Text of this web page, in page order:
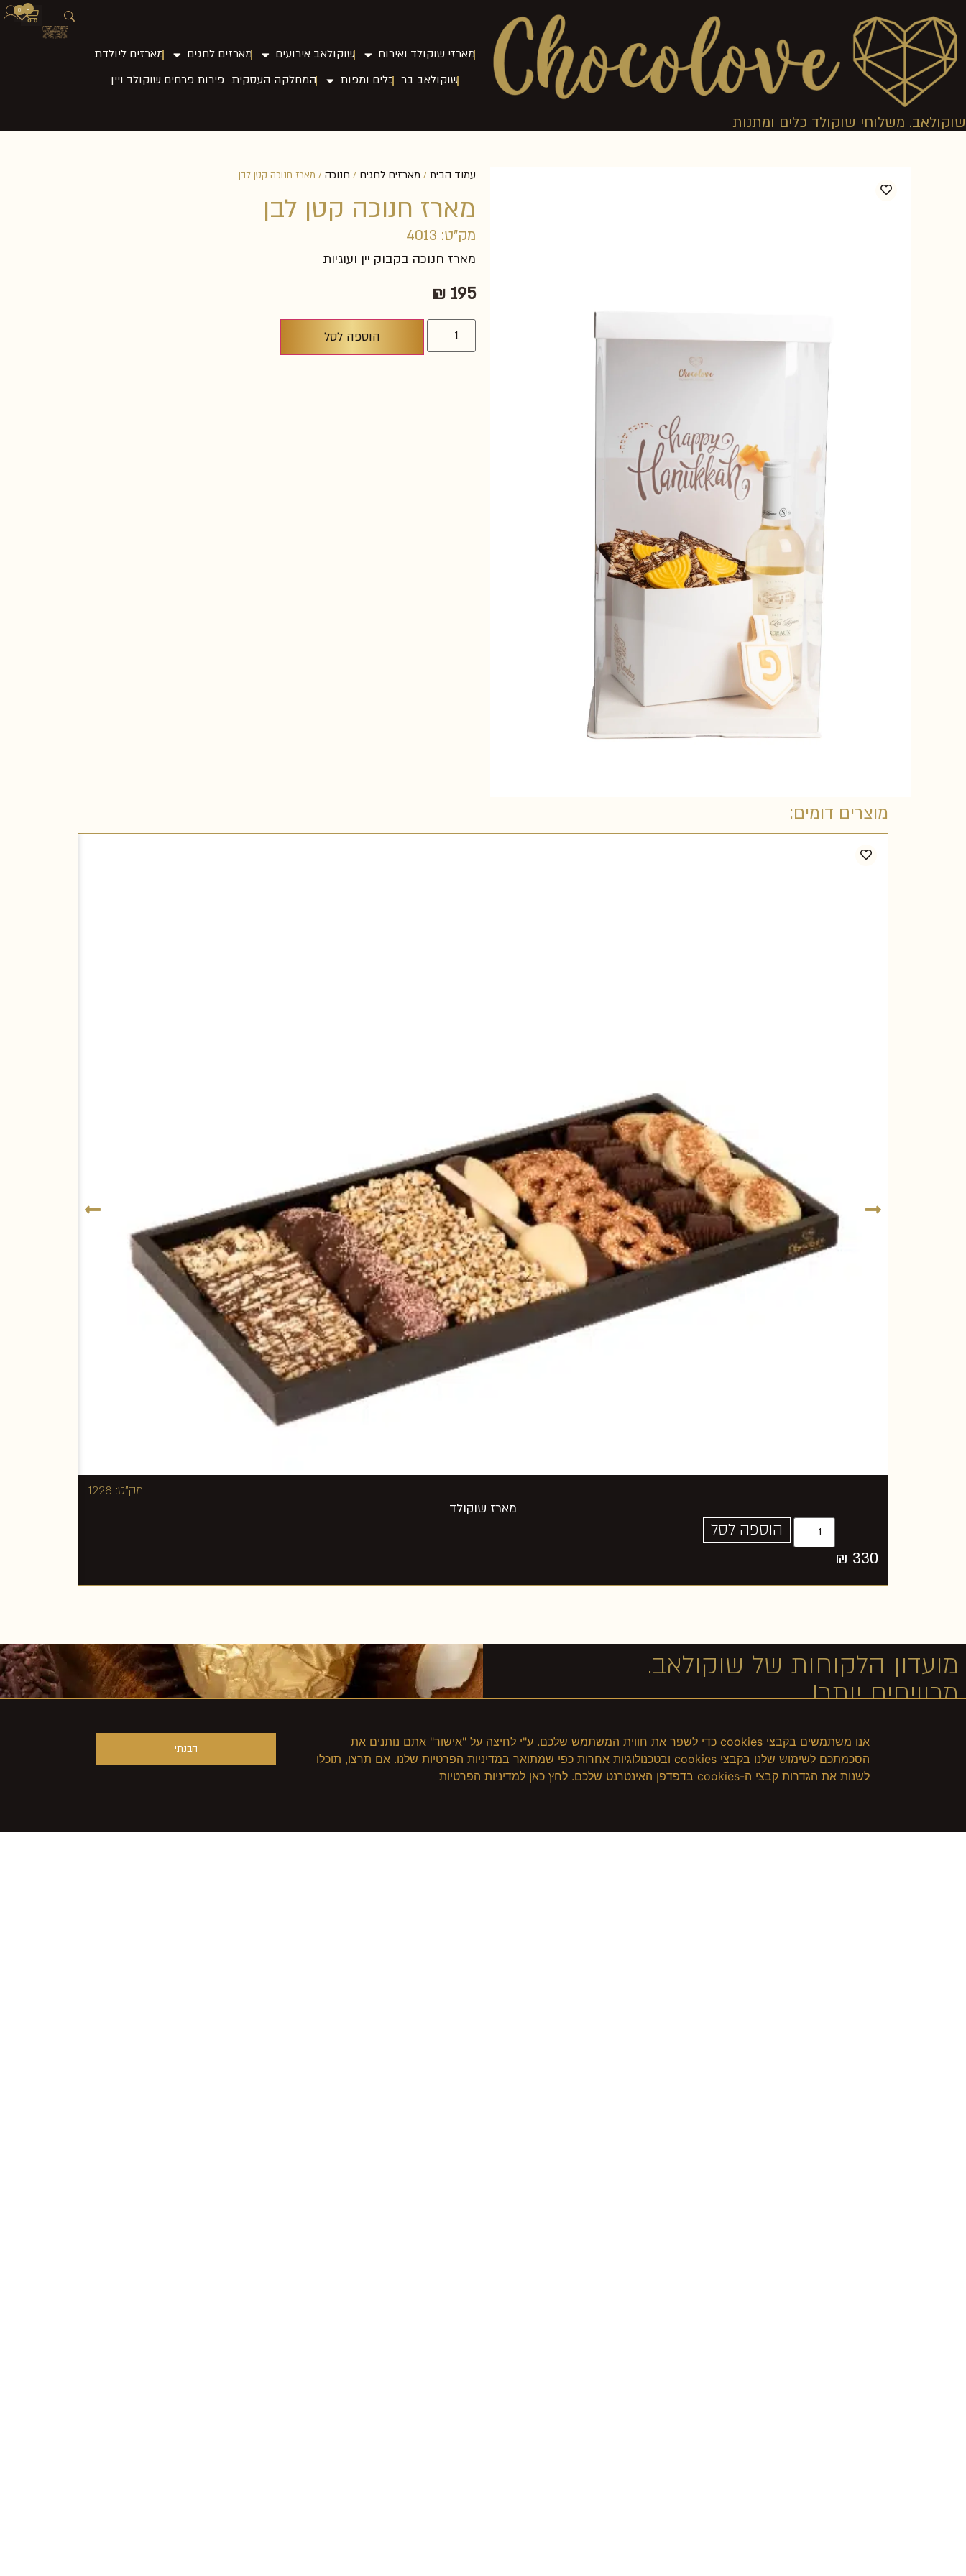
אנו משתמשים בקבצי cookies כדי לשפר את חווית המשתמש שלכם. ע"י לחיצה על "אישור" אתם נותנים את
הסכמתכם לשימוש שלנו בקבצי cookies ובטכנולוגיות אחרות כפי שמתואר במדיניות הפרטיות שלנו. אם תרצו, תוכלו
לשנות את הגדרות קבצי ה-cookies בדפדפן האינטרנט שלכם. לחץ כאן למדיניות הפרטיות
הבנתי
שוקולאב. משלוחי שוקולד כלים ומתנות
מארזי שוקולד ואירוח שוקולאב אירועים מארזים לחגים
מארזים ליולדת
שוקולאב בר כלים ומפות המחלקה העסקית פירות פרחים שוקולד ויין
0
0
עמוד הבית / מארזים לחגים / חנוכה / מארז חנוכה קטן לבן
מארז חנוכה קטן לבן
מק"ט: 4013
מארז חנוכה בקבוק יין ועוגיות
₪ 195
הוספה לסל
מוצרים דומים:
מק"ט: 1228
מארז שוקולד
₪ 330
הוספה לסל
מועדון הלקוחות של שוקולאב.
מרוויחים יותר!